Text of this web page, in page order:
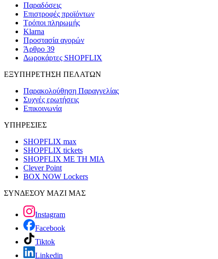
Παραδόσεις
Επιστροφές προϊόντων
Τρόποι πληρωμής
Klarna
Προστασία αγορών
Άρθρο 39
Δωροκάρτες SHOPFLIX
ΕΞΥΠΗΡΕΤΗΣΗ ΠΕΛΑΤΩΝ
Παρακολούθηση Παραγγελίας
Συχνές ερωτήσεις
Επικοινωνία
ΥΠΗΡΕΣΙΕΣ
SHOPFLIX max
SHOPFLIX tickets
SHOPFLIX ΜΕ ΤΗ ΜΙΑ
Clever Point
BOX NOW Lockers
ΣΥΝΔΕΣΟΥ ΜΑΖΙ ΜΑΣ
Instagram
Facebook
Tiktok
Linkedin